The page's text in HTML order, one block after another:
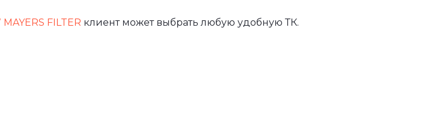
MAYERS FILTER клиент может выбрать любую удобную ТК.